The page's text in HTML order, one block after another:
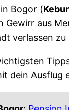
Bogor (
aus
verlassen zu
dein Ausflug